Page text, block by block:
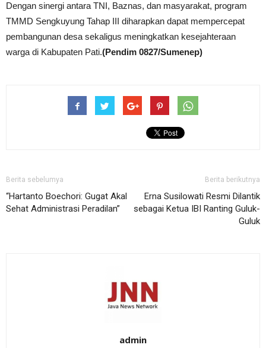
Dengan sinergi antara TNI, Baznas, dan masyarakat, program
TMMD Sengkuyung Tahap III diharapkan dapat mempercepat
pembangunan desa sekaligus meningkatkan kesejahteraan
warga di Kabupaten Pati.(Pendim 0827/Sumenep)
Berita sebelumya
“Hartanto Boechori: Gugat Akal
Sehat Administrasi Peradilan”
Berita berikutnya
Erna Susilowati Resmi Dilantik
sebagai Ketua IBI Ranting Guluk-
Guluk
admin